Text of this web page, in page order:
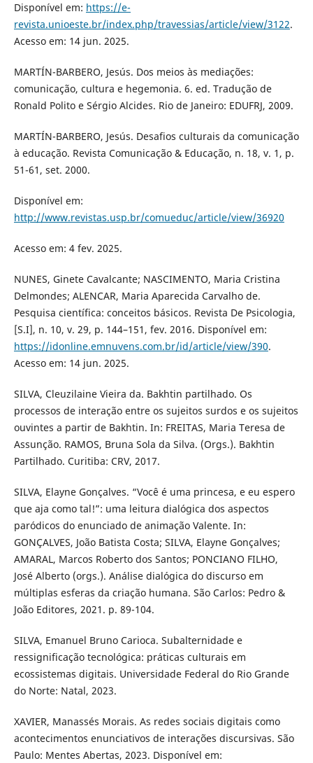
Disponível em: https://e-
revista.unioeste.br/index.php/travessias/article/view/3122.
Acesso em: 14 jun. 2025.
MARTÍN-BARBERO, Jesús. Dos meios às mediações:
comunicação, cultura e hegemonia. 6. ed. Tradução de
Ronald Polito e Sérgio Alcides. Rio de Janeiro: EDUFRJ, 2009.
MARTÍN-BARBERO, Jesús. Desafios culturais da comunicação
à educação. Revista Comunicação & Educação, n. 18, v. 1, p.
51-61, set. 2000.
Disponível em:
http://www.revistas.usp.br/comueduc/article/view/36920
Acesso em: 4 fev. 2025.
NUNES, Ginete Cavalcante; NASCIMENTO, Maria Cristina
Delmondes; ALENCAR, Maria Aparecida Carvalho de.
Pesquisa científica: conceitos básicos. Revista De Psicologia,
[S.I], n. 10, v. 29, p. 144–151, fev. 2016. Disponível em:
https://idonline.emnuvens.com.br/id/article/view/390.
Acesso em: 14 jun. 2025.
SILVA, Cleuzilaine Vieira da. Bakhtin partilhado. Os
processos de interação entre os sujeitos surdos e os sujeitos
ouvintes a partir de Bakhtin. In: FREITAS, Maria Teresa de
Assunção. RAMOS, Bruna Sola da Silva. (Orgs.). Bakhtin
Partilhado. Curitiba: CRV, 2017.
SILVA, Elayne Gonçalves. “Você é uma princesa, e eu espero
que aja como tal!”: uma leitura dialógica dos aspectos
paródicos do enunciado de animação Valente. In:
GONÇALVES, João Batista Costa; SILVA, Elayne Gonçalves;
AMARAL, Marcos Roberto dos Santos; PONCIANO FILHO,
José Alberto (orgs.). Análise dialógica do discurso em
múltiplas esferas da criação humana. São Carlos: Pedro &
João Editores, 2021. p. 89-104.
SILVA, Emanuel Bruno Carioca. Subalternidade e
ressignificação tecnológica: práticas culturais em
ecossistemas digitais. Universidade Federal do Rio Grande
do Norte: Natal, 2023.
XAVIER, Manassés Morais. As redes sociais digitais como
acontecimentos enunciativos de interações discursivas. São
Paulo: Mentes Abertas, 2023. Disponível em: